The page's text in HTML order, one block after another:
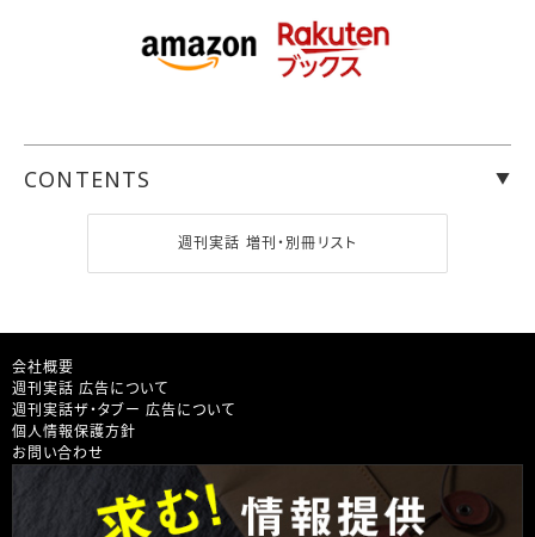
CONTENTS
週刊実話 増刊・別冊リスト
会社概要
週刊実話 広告について
週刊実話ザ・タブー 広告について
個人情報保護方針
お問い合わせ